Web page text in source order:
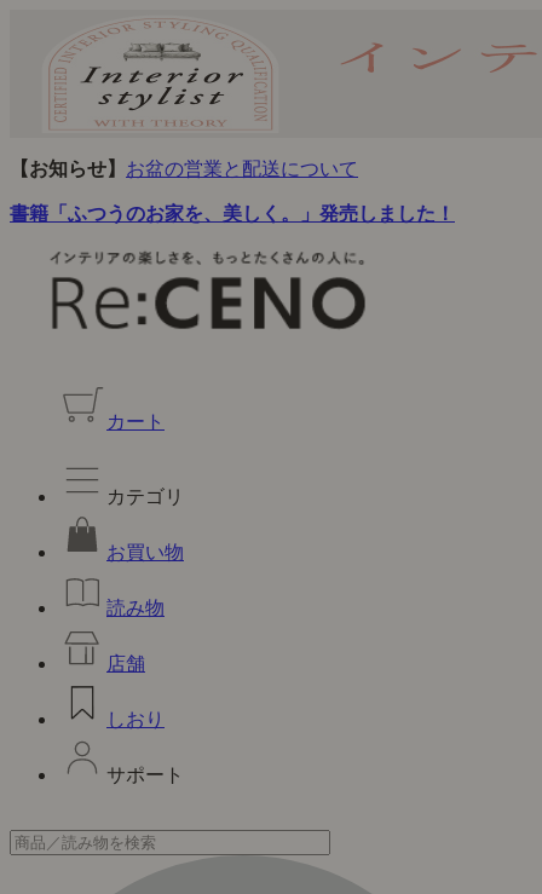
【お知らせ】 お盆の営業と配送について
書籍「ふつうのお家を、美しく。」発売しました！
カート
カテゴリ
お買い物
読み物
店舗
しおり
サポート